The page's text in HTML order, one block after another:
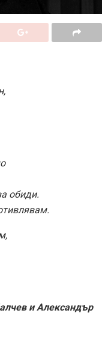
обиди.
и Александър